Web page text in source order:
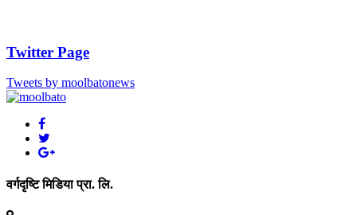
Twitter Page
Tweets by moolbatonews
वर्गदृष्टि मिडिया प्रा. लि.